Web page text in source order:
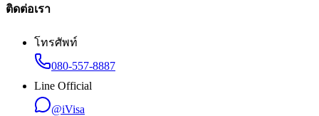
ติดต่อเรา
โทรศัพท์
080-557-8887
Line Official
@iVisa